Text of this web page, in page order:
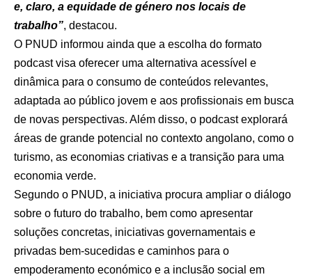
e, claro, a equidade de género nos locais de
trabalho”, destacou.
O PNUD informou ainda que a escolha do formato
podcast visa oferecer uma alternativa acessível e
dinâmica para o consumo de conteúdos relevantes,
adaptada ao público jovem e aos profissionais em busca
de novas perspectivas. Além disso, o podcast explorará
áreas de grande potencial no contexto angolano, como o
turismo, as economias criativas e a transição para uma
economia verde.
Segundo o PNUD, a iniciativa procura ampliar o diálogo
sobre o futuro do trabalho, bem como apresentar
soluções concretas, iniciativas governamentais e
privadas bem-sucedidas e caminhos para o
empoderamento económico e a inclusão social em